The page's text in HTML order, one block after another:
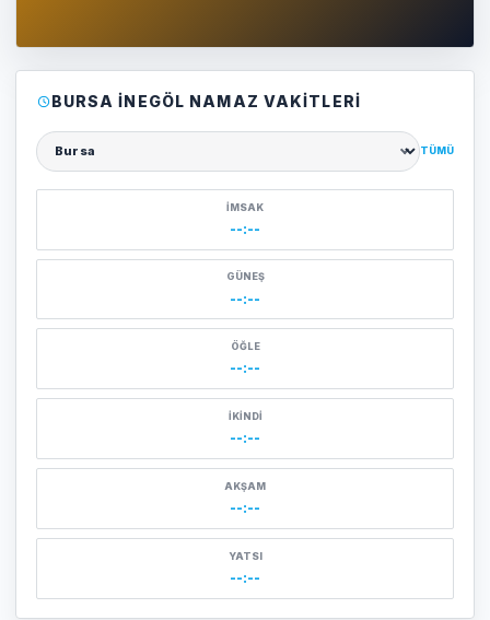
BURSA İNEGÖL NAMAZ VAKITLERI
Şehir seçin
TÜMÜ
İMSAK
--:--
GÜNEŞ
--:--
ÖĞLE
--:--
İKINDI
--:--
AKŞAM
--:--
YATSI
--:--